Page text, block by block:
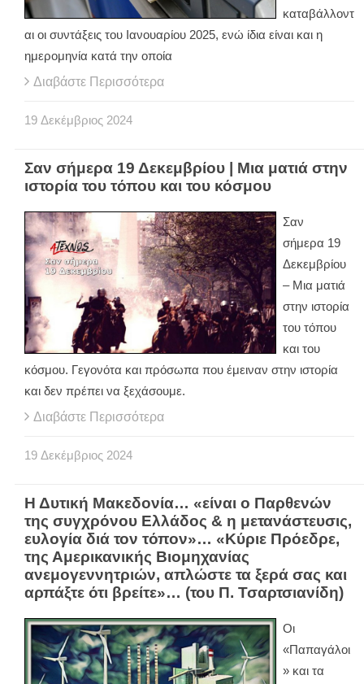
καταβάλλοντ
αι οι συντάξεις του Ιανουαρίου 2025, ενώ ίδια είναι και η
ημερομηνία κατά την οποία
Διαβάστε Περισσότερα
19 Δεκέμβριος 2024
Σαν σήμερα 19 Δεκεμβρίου | Μια ματιά στην
ιστορία του τόπου και του κόσμου
Σαν
σήμερα 19
Δεκεμβρίου
– Μια ματιά
στην ιστορία
του τόπου
και του
κόσμου. Γεγονότα και πρόσωπα που έμειναν στην ιστορία
και δεν πρέπει να ξεχάσουμε.
Διαβάστε Περισσότερα
19 Δεκέμβριος 2024
Η Δυτική Μακεδονία… «είναι ο Παρθενών
της συγχρόνου Ελλάδος & η μετανάστευσις,
ευλογία διά τον τόπον»… «Κύριε Πρόεδρε,
της Αμερικανικής Βιομηχανίας
ανεμογεννητριών, απλώστε τα ξερά σας και
αρπάξτε ότι βρείτε»… (του Π. Τσαρτσιανίδη)
Οι
«Παπαγάλοι
» και τα